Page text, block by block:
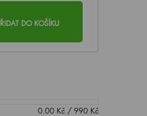
DO KOŠÍKU
0.00Kč/ 990Kč